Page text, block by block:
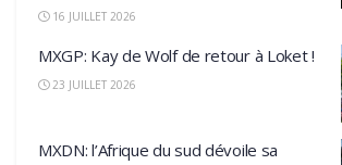
16 JUILLET 2026
MXGP: Kay de Wolf de retour à Loket !
23 JUILLET 2026
MXDN: l’Afrique du sud dévoile sa